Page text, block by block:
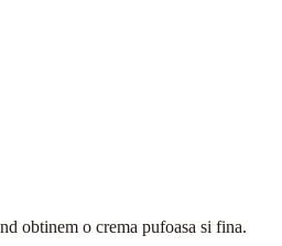
obtinem o crema pufoasa si fina.